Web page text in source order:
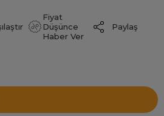
Fiyat
Düşünce
Haber Ver
Paylaş